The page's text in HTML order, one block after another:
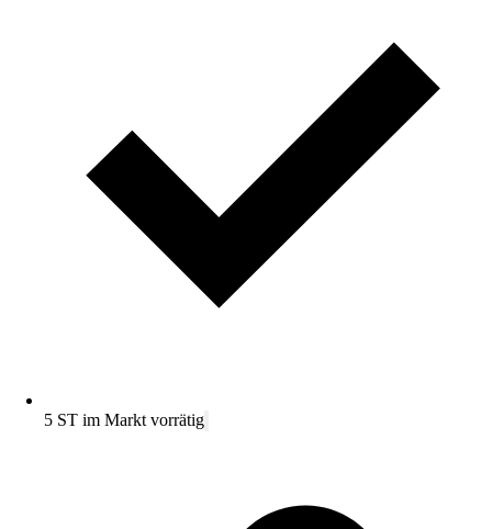
5 ST im Markt vorrätig